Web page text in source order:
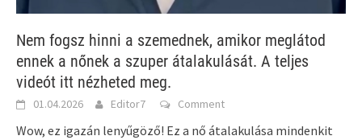
Nem fogsz hinni a szemednek, amikor meglátod
ennek a nőnek a szuper átalakulását. A teljes
videót itt nézheted meg.
01.04.2026 Editor7 Comment
Wow, ez igazán lenyűgöző! Ez a nő átalakulása mindenkit